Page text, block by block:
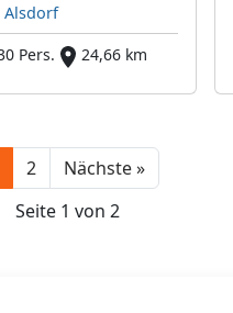
Alsdorf
Pers.
24,66 km
2 Nächste »Next
Seite 1 von 2